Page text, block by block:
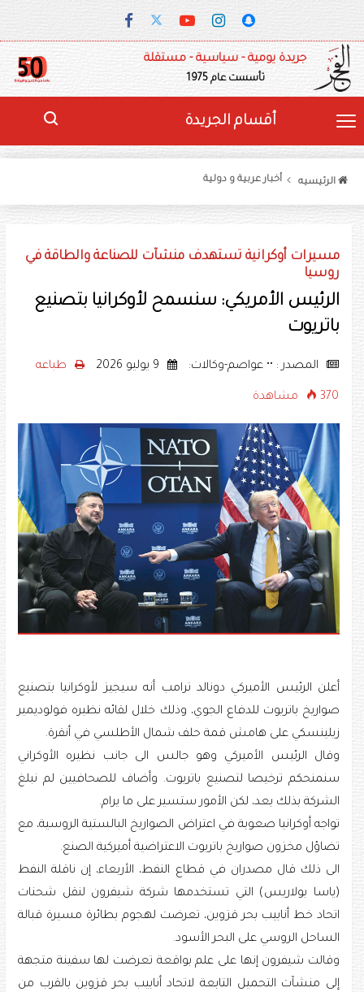
جريدة يومية - سياسية - مستقلة
تأسست عام 1975
أقسام الجريدة
الرئيسيه أخبار عربية و دولية
مسيرات أوكرانية تستهدف منشآت للصناعة والطاقة في
روسيا
الرئيس الأمريكي: سنسمح لأوكرانيا بتصنيع
باتريوت
المصدر : •• عواصم-وكالات: طباعه
370 مشاهدة
أعلن الرئيس الأميركي دونالد ترامب أنه سيجيز لأوكرانيا بتصنيع
صواريخ باتريوت للدفاع الجوي، وذلك خلال لقائه نظيره فولوديمير
زيلينسكي على هامش قمة حلف شمال الأطلسي في أنقرة.
وقال الرئيس الأميركي وهو جالس الى جانب نظيره الأوكراني
سنمنحكم ترخيصا لتصنيع باتريوت. وأضاف للصحافيين لم نبلغ
الشركة بذلك بعد، لكن الأمور ستسير على ما يرام.
تواجه أوكرانيا صعوبة في اعتراض الصواريخ البالستية الروسية، مع
تضاؤل مخزون صواريخ باتريوت الاعتراضية أميركية الصنع.
الى ذلك قال مصدران في قطاع النفط، الأربعاء، إن ناقلة النفط
(ياسا بولاريس) التي تستخدمها شركة شيفرون لنقل شحنات
اتحاد خط أنابيب بحر قزوين، تعرضت لهجوم بطائرة مسيرة قبالة
الساحل الروسي على البحر الأسود.
وقالت شيفرون إنها على علم بواقعة تعرضت لها سفينة متجهة
إلى منشآت التحميل التابعة لاتحاد أنابيب بحر قزوين بالقرب من